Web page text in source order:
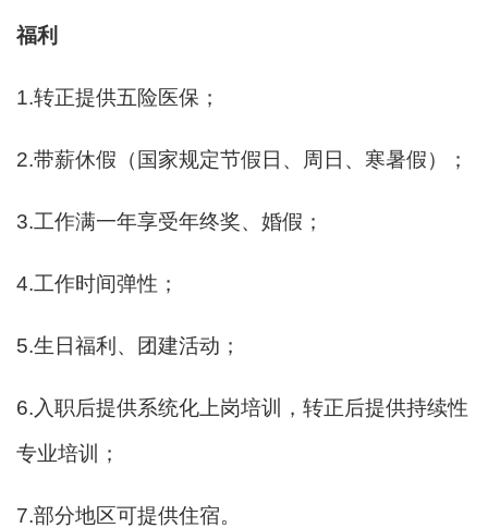
福利
1.转正提供五险医保；
2.带薪休假（国家规定节假日、周日、寒暑假）；
3.工作满一年享受年终奖、婚假；
4.工作时间弹性；
5.生日福利、团建活动；
6.入职后提供系统化上岗培训，转正后提供持续性
专业培训；
7.部分地区可提供住宿。